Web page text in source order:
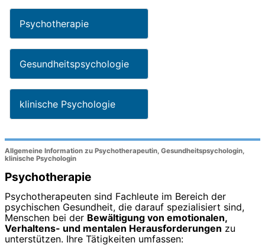
Psychotherapie
Gesundheitspsychologie
klinische Psychologie
Allgemeine Information zu Psychotherapeutin, Gesundheitspsychologin,
klinische Psychologin
Psychotherapie
Psychotherapeuten sind Fachleute im Bereich der
psychischen Gesundheit, die darauf spezialisiert sind,
Menschen bei der Bewältigung von emotionalen,
Verhaltens- und mentalen Herausforderungen zu
unterstützen. Ihre Tätigkeiten umfassen: